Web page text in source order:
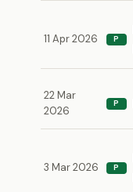
11 Apr 2026 P
22 Mar
2026
P
3 Mar 2026 P